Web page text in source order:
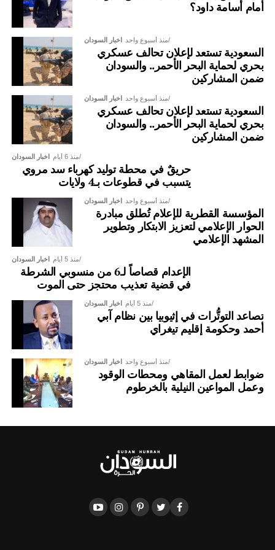
أمام أسامة داود؟
اخبار السودان منذ أسبوع واحد
السعودية تستعد لإعلان تحالف عسكري
بحري لحماية البحر الأحمر.. والسودان
ضمن المشاركين
اخبار السودان منذ أسبوع واحد
السعودية تستعد لإعلان تحالف عسكري
بحري لحماية البحر الأحمر.. والسودان
ضمن المشاركين
اخبار السودان منذ 6 أيام
حريقٌ في محطة توليد كهرباء سد مروي
يتسبب في قطوعات بـ4 ولايات
اخبار السودان منذ أسبوع واحد
المؤسسة القطرية للإعلام تُطلق مبادرة
الحوار الإعلامي لتعزيز الابتكار وتطوير
المشهد الإعلامي
اخبار السودان منذ 5 أيام
الإعدام قصاصاً لـ6 من منسوبي الشرطة
في قضية تعذيب محتجز حتى الموت
اخبار السودان منذ 5 أيام
تصاعد التوتُّرات في إثيوبيا بين نظام آبي
أحمد وحكومة إقليم تيغراي
اخبار السودان منذ أسبوع واحد
ضوابط لعمل المقاهي ومحطات الوقود
وعمل المواعين النيلية بالخرطوم